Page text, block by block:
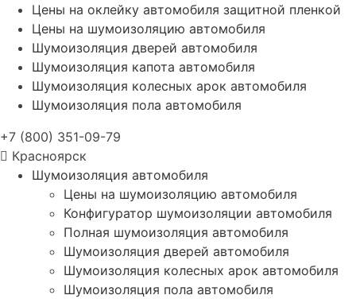
Цены на оклейку автомобиля защитной пленкой
Цены на шумоизоляцию автомобиля
Шумоизоляция дверей автомобиля
Шумоизоляция капота автомобиля
Шумоизоляция колесных арок автомобиля
Шумоизоляция пола автомобиля
+7 (800) 351-09-79
Красноярск
Шумоизоляция автомобиля
Цены на шумоизоляцию автомобиля
Конфигуратор шумоизоляции автомобиля
Полная шумоизоляция автомобиля
Шумоизоляция дверей автомобиля
Шумоизоляция колесных арок автомобиля
Шумоизоляция пола автомобиля